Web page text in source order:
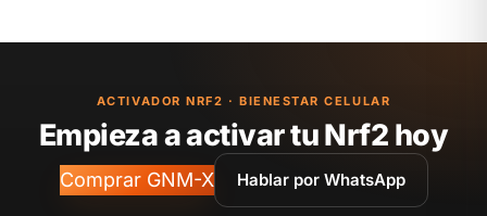
ACTIVADOR NRF2 · BIENESTAR CELULAR
Empieza a activar tu Nrf2 hoy
Comprar GNM-X Hablar por WhatsApp